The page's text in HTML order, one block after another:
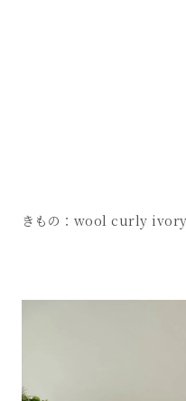
きもの：wool curly ivory